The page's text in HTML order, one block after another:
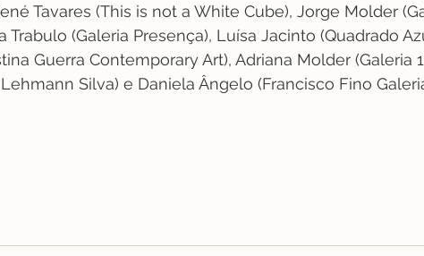
Tavares (This is not a White Cube), Jorge Molder
Trabulo (Galeria Presença), Luísa Jacinto (Quadrado
Guerra Contemporary Art), Adriana Molder (Galeria
Silva) e Daniela Ângelo (Francisco Fino